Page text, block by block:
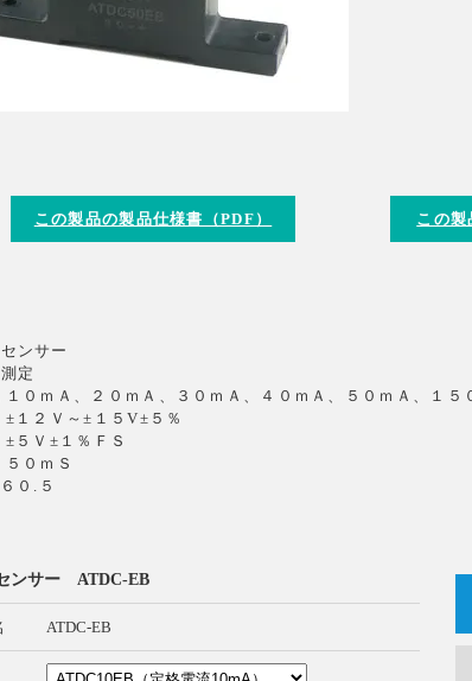
この製品の製品仕様書（PDF） この製
ンサー
定
１０ｍＡ、２０ｍＡ、３０ｍＡ、４０ｍＡ、５０ｍＡ、１５
±１２Ｖ～±１５V±５％
５Ｖ±１％ＦＳ
０ｍＳ
０.５
ンサー ATDC-EB
ATDC-EB